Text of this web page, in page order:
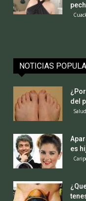
NOTICIAS
del
Salud
es